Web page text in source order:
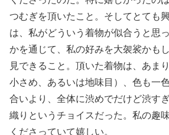
つむぎを頂いたこと。そしてとても
は、私がどういう着物が似合うと思
かを通じて、私の好みを大袈裟かも
見できること。頂いた着物は、あま
小さめ、あるいは地味目）、色も一
合いより、全体に渋めでだけど渋す
織りというチョイスだった。私の趣
くださっていて嬉しい。